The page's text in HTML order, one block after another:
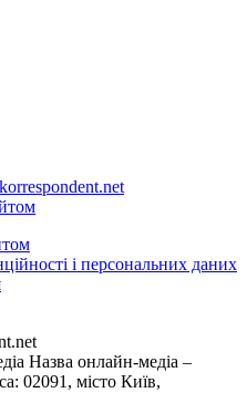
і персональних даних
Назва онлайн-медіа –
02091, місто Київ,